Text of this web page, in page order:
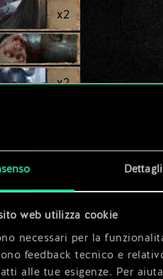
Dettagli
web utilizza cookie
necessari per la
feedback tecnico e
alle tue esigenze. Per
x2
x2
x2
x2